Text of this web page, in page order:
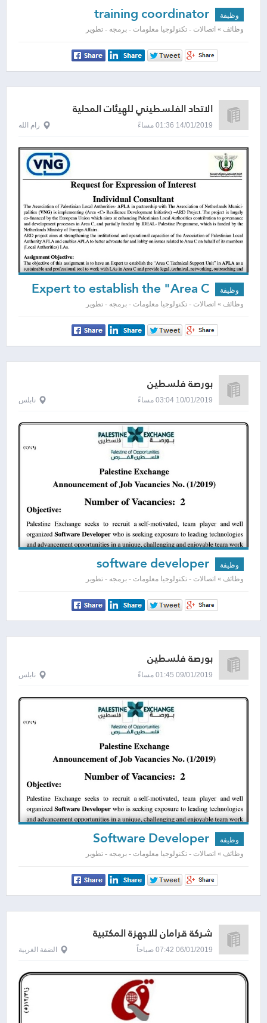
وظيفة
وظائف » اتصالات - تكنولوجيا معلومات - برمجه - تطوير
الاتحاد الفلسطيني للهيئات المحلية
14/01/2019 01:36 مساءً رام الله
وظيفة Expert to establish the "Area C
Technical Support Unit"
وظائف » اتصالات - تكنولوجيا معلومات - برمجه - تطوير
بورصة فلسطين
10/01/2019 03:04 مساءً نابلس
وظيفة
وظائف » اتصالات - تكنولوجيا معلومات - برمجه - تطوير
بورصة فلسطين
09/01/2019 01:45 مساءً نابلس
وظيفة
وظائف » اتصالات - تكنولوجيا معلومات - برمجه - تطوير
شركة قرامان للاجهزة المكتبية
06/01/2019 07:42 صباحاً الضفة الغربية